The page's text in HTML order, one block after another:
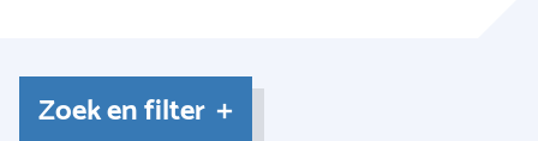
Zoek en filter